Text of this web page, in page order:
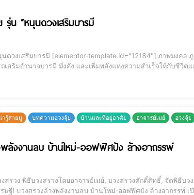
รุ่น “หนุนดวงเสริมบารมี
งคล ภูเขา เสริมฮวงจุ้ย รุ่น หนุนดวงเสริม
ารู้สายมู บทความฮวงจุ้ย บ้านและที่อยู่อาศัย อาจารย์เมย์ ฮวงจุ้ย
พลังงานลบ บ้านใหม่-ออฟฟิศปัง ล้างอาถรรพ์
งคิวฮวงจุ้ย, นำพิธี
วงล้างพลังงานลบ บ้านใหม่-ออฟฟิศปัง ล้างอาถรรพ์ เปิดดวงเศรษฐี !! บวงสรวงล้าง